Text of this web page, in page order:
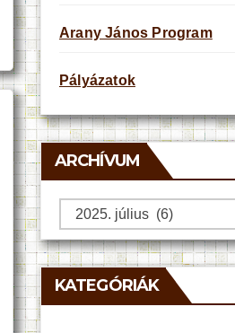
Arany János Program
Pályázatok
ARCHÍVUM
Archívum
KATEGÓRIÁK